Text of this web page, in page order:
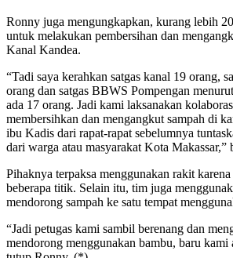
Ronny juga mengungkapkan, kurang lebih
untuk melakukan pembersihan dan
Kanal Kandea.
“Tadi saya kerahkan satgas kanal 19 orang,
orang dan satgas BBWS Pompengan
ada 17 orang. Jadi kami laksanakan
membersihkan dan mengangkut sampah di
ibu Kadis dari rapat-rapat sebelumnya
dari warga atau masyarakat Kota Makassar,”
Pihaknya terpaksa menggunakan rakit karena
beberapa titik. Selain itu, tim juga
mendorong sampah ke satu tempat
“Jadi petugas kami sambil berenang dan
mendorong menggunakan bambu, baru kami